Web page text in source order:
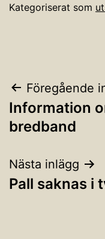
Kategoriserat som
Föregående
Information
bredband
Nästa inlägg
Pall saknas i